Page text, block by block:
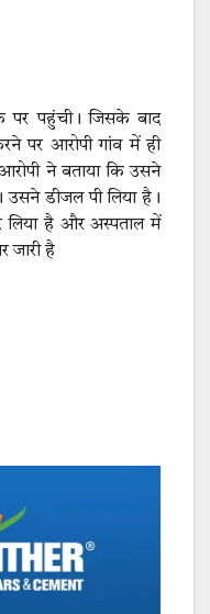
पर पहुंची। जिसके बाद
पर आरोपी गांव में ही
ने बताया कि उसने
डीजल पी लिया है।
लिया है और अस्पताल में
जारी है